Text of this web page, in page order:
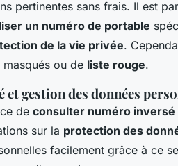
pertinentes sans frais. Il est
un numéro de portable
de la vie privée.
ou de liste rouge.
gestion des données
de consulter numéro inversé
sur la protection des
facilement grâce à ce